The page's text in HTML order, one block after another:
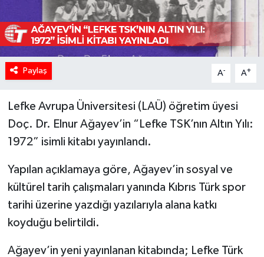
Paylaş A- A+
Lefke Avrupa Üniversitesi (LAÜ) öğretim üyesi
Doç. Dr. Elnur Ağayev’in “Lefke TSK’nın Altın Yılı:
1972” isimli kitabı yayınlandı.
Yapılan açıklamaya göre, Ağayev’in sosyal ve
kültürel tarih çalışmaları yanında Kıbrıs Türk spor
tarihi üzerine yazdığı yazılarıyla alana katkı
koyduğu belirtildi.
Ağayev’in yeni yayınlanan kitabında; Lefke Türk